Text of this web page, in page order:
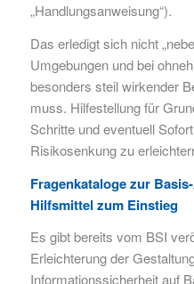
„Handlungsanweisung“).
Das erledigt sich nicht
Umgebungen und bei
besonders steil wirkender
muss. Hilfestellung für
Schritte und eventuell
Risikosenkung zu
Fragenkataloge zur
Hilfsmittel zum Einstieg
Es gibt bereits vom BSI
Erleichterung der
Informationssicherheit auf